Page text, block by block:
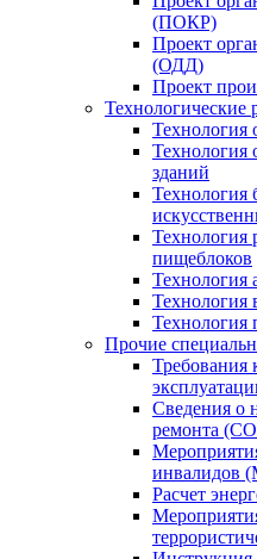
(ПОКР)
Проект
(ОДД)
Проект
Технологические
Технология
зданий
Технология
Технология
пищеблоков
Технология
Технология
Технология
Прочие
Требования
Сведения о
ремонта
инвалидов
Расчет